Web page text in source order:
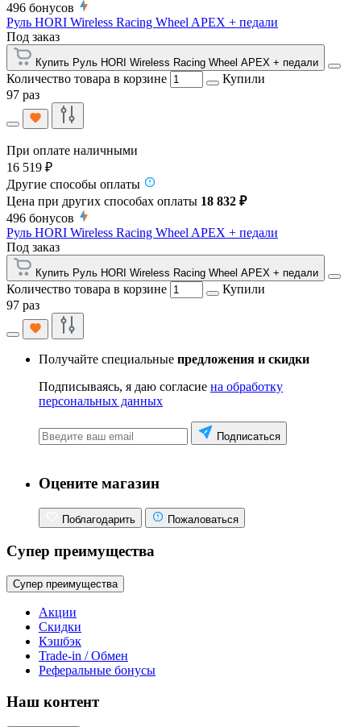
496 бонусов
Руль HORI Wireless Racing Wheel APEX + педали
Под заказ
Купить Руль HORI Wireless Racing Wheel APEX + педали
Количество товара в корзине
Купили
97 раз
При оплате наличными
16 519 ₽
Другие способы оплаты
Цена при других способах оплаты 18 832 ₽
496 бонусов
Руль HORI Wireless Racing Wheel APEX + педали
Под заказ
Купить Руль HORI Wireless Racing Wheel APEX + педали
Количество товара в корзине
Купили
97 раз
Получайте специальные предложения и скидки
Подписываясь, я даю согласие на обработку
персональных данных
Подписаться
Оцените магазин
Поблагодарить Пожаловаться
Супер преимущества
Супер преимущества
Акции
Скидки
Кэшбэк
Trade-in / Обмен
Реферальные бонусы
Наш контент